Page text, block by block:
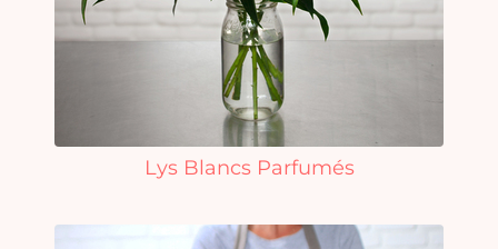
Lys Blancs Parfumés